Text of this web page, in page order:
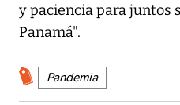
y paciencia para juntos
Panamá".
Pandemia